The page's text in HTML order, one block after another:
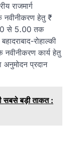
राजमार्ग
नवीनीकरण हेतु ₹
से 5.00 तक
रोहाल्की
नवीनीकरण कार्य हेतु
प्रदान
सबसे बड़ी ताकत :